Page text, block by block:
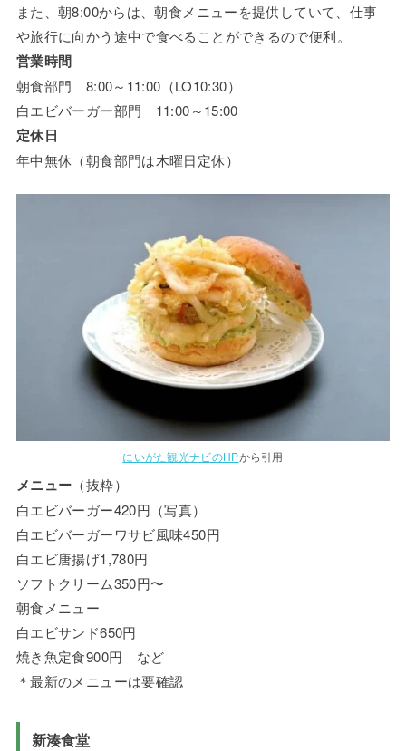
また、朝8:00からは、朝食メニューを提供していて、仕事
や旅行に向かう途中で食べることができるので便利。
営業時間
朝食部門 8:00～11:00（LO10:30）
白エビバーガー部門 11:00～15:00
定休日
年中無休（朝食部門は木曜日定休）
にいがた観光ナビのHPから引用
メニュー （抜粋）
白エビバーガー420円（写真）
白エビバーガーワサビ風味450円
白エビ唐揚げ1,780円
ソフトクリーム350円〜
朝食メニュー
白エビサンド650円
焼き魚定食900円 など
＊最新のメニューは要確認
新湊食堂